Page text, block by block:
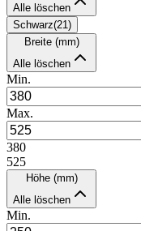
Alle löschen
Schwarz(21 )
Breite (mm)
Alle löschen
Min.
Max.
380
525
Höhe (mm)
Alle löschen
Min.